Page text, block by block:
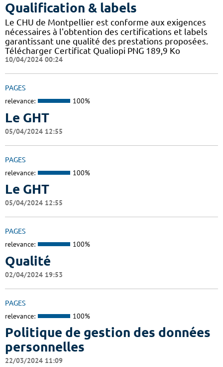
Qualification & labels
Le CHU de Montpellier est conforme aux exigences
nécessaires à l'obtention des certifications et labels
garantissant une qualité des prestations proposées.
Télécharger Certificat Qualiopi PNG 189,9 Ko
10/04/2024 00:24
PAGES
relevance: 100%
Le GHT
05/04/2024 12:55
PAGES
relevance: 100%
Le GHT
05/04/2024 12:55
PAGES
relevance: 100%
Qualité
02/04/2024 19:53
PAGES
relevance: 100%
Politique de gestion des données
personnelles
22/03/2024 11:09